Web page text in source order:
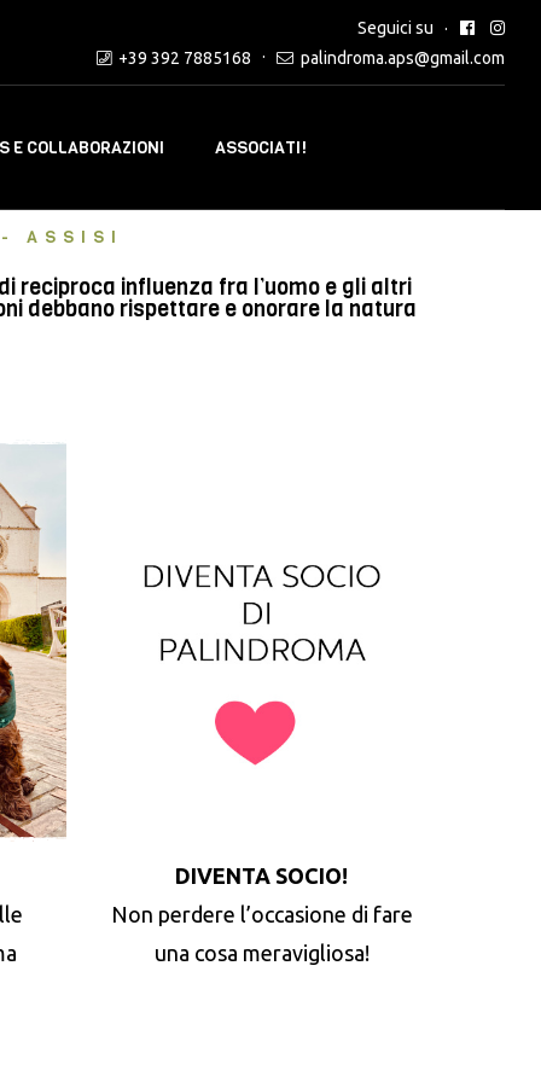
Seguici su
+39 392 7885168
palindroma.aps@gmail.com
E COLLABORAZIONI ASSOCIATI!
ASSISI
reciproca influenza fra l’uomo e gli altri
debbano rispettare e onorare la natura
DIVENTA SOCIO!
Non perdere l’occasione di fare
una cosa meravigliosa!